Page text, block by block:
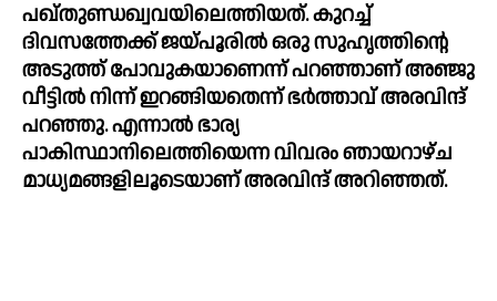
പഖ്തുണ്ഡഖ്വവയിലെത്തിയത്. കുറച്ച്‌
ദിവസത്തേക്ക് ജയ്പൂരില്‍ ഒരു സുഹൃത്തിന്റെ
അടുത്ത് പോവുകയാണെന്ന് പറഞ്ഞാണ് അഞ്ജു
വീട്ടില്‍ നിന്ന് ഇറങ്ങിയതെന്ന് ഭര്‍ത്താവ് അരവിന്ദ്
പറഞ്ഞു. എന്നാല്‍ ഭാര്യ
പാകിസ്ഥാനിലെത്തിയെന്ന വിവരം ഞായറാഴ്ച
മാധ്യമങ്ങളിലൂടെയാണ് അരവിന്ദ് അറിഞ്ഞത്.